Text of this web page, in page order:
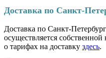
Доставка по Санкт-
Доставка по Санкт-
осуществляется
о тарифах на доставку здесь.